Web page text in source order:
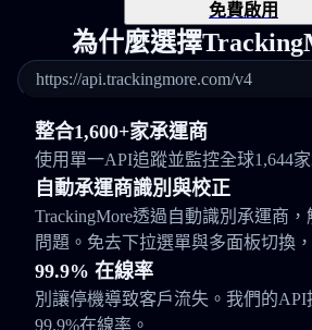
免費啟用
為什麼選擇
https://api.trackingmore.com/v4
整合1,600+家承運商
使用單一API追蹤並監控全球1,644
自動承運商識別與校正
TrackingMore透過自動識別承運商
問題。免去下拉選單與多面板切換
99.9% 在線率
別讓停機導致客戶流失。我們的API
99.9%在線率。